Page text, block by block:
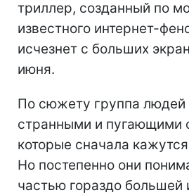
триллер, созданный по
известного интернет-
исчезнет с больших
июня.
По сюжету группа людей
странными и пугающими
которые сначала
Но постепенно они
частью гораздо большей